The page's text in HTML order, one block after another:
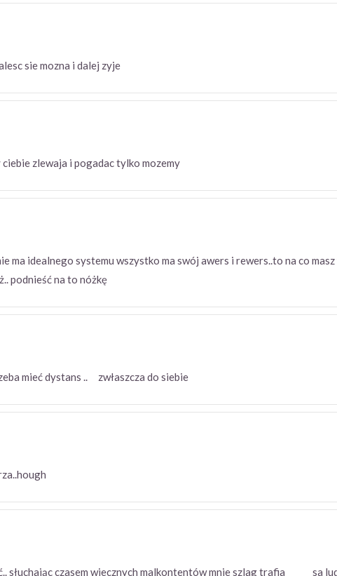
sie mozna i dalej zyje
zlewaja i pogadac tylko mozemy
ma idealnego systemu wszystko ma swój awers i rewers..to na co
podnieść na to nóżkę
mieć dystans .. zwłaszcza do siebie
słuchając czasem wiecznych malkontentów mnie szlag trafia sa